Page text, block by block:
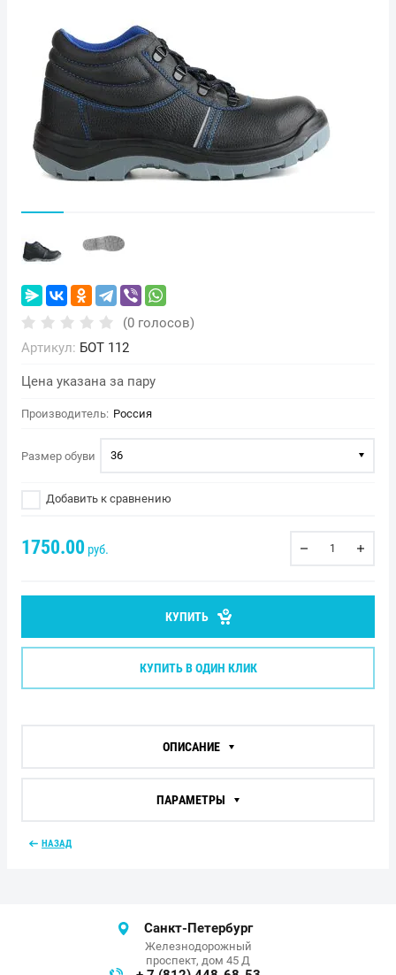
(0 голосов)
Артикул: БОТ 112
Цена указана за пару
Производитель: Россия
Размер обуви 36
Добавить к сравнению
1750.00 руб.
КУПИТЬ
КУПИТЬ В ОДИН КЛИК
ОПИСАНИЕ
ПАРАМЕТРЫ
НАЗАД
Санкт-Петербург
Железнодорожный
проспект, дом 45 Д